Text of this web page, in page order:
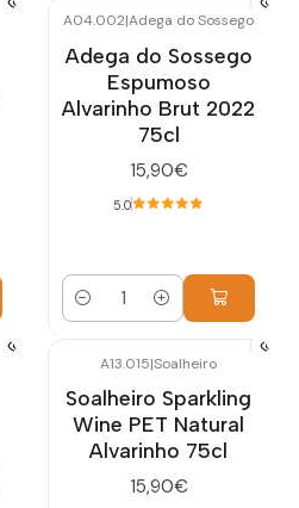
A04.002|Adega do Sossego
Adega do Sossego
Espumoso
Alvarinho Brut 2022
75cl
15,90€
5.0
Cantidad
A13.015|Soalheiro
Soalheiro Sparkling
Wine PET Natural
Alvarinho 75cl
15,90€